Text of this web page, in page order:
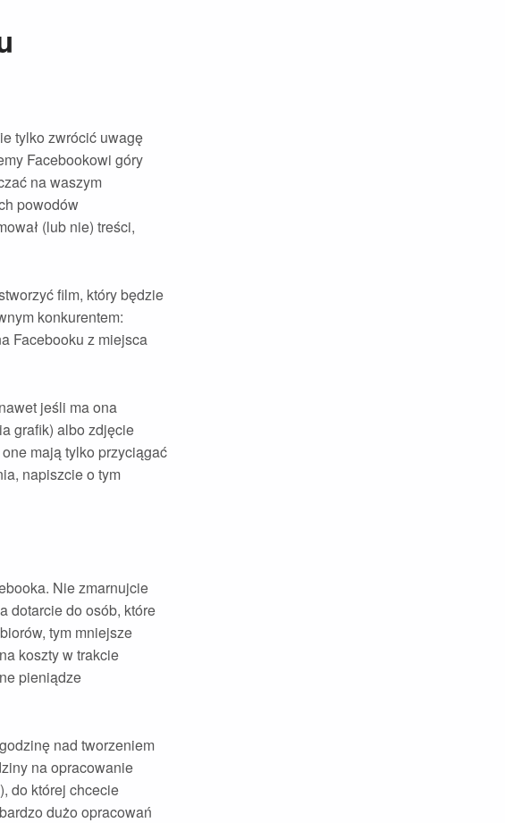
tylko zwrócić uwagę
Facebookowi góry
na waszym
powodów
(lub nie) treści,
film, który będzie
konkurentem:
Facebooku z miejsca
jeśli ma ona
grafik) albo zdjęcie
mają tylko przyciągać
napiszcie o tym
Nie zmarnujcie
dotarcie do osób, które
tym mniejsze
koszty w trakcie
pieniądze
nad tworzeniem
na opracowanie
do której chcecie
dużo opracowań